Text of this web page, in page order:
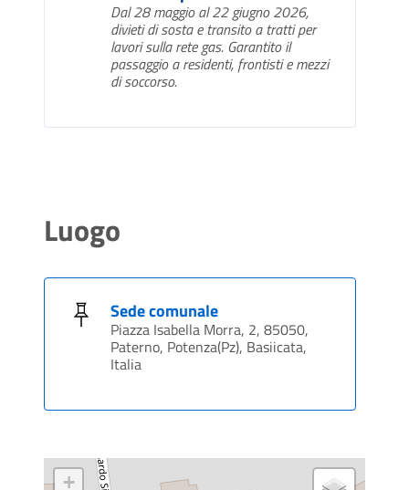
Dal 28 maggio al 22 giugno 2026,
divieti di sosta e transito a tratti per
lavori sulla rete gas. Garantito il
passaggio a residenti, frontisti e mezzi
di soccorso.
Luogo
Sede comunale
Piazza Isabella Morra, 2, 85050,
Paterno, Potenza(Pz), Basiicata,
Italia
+